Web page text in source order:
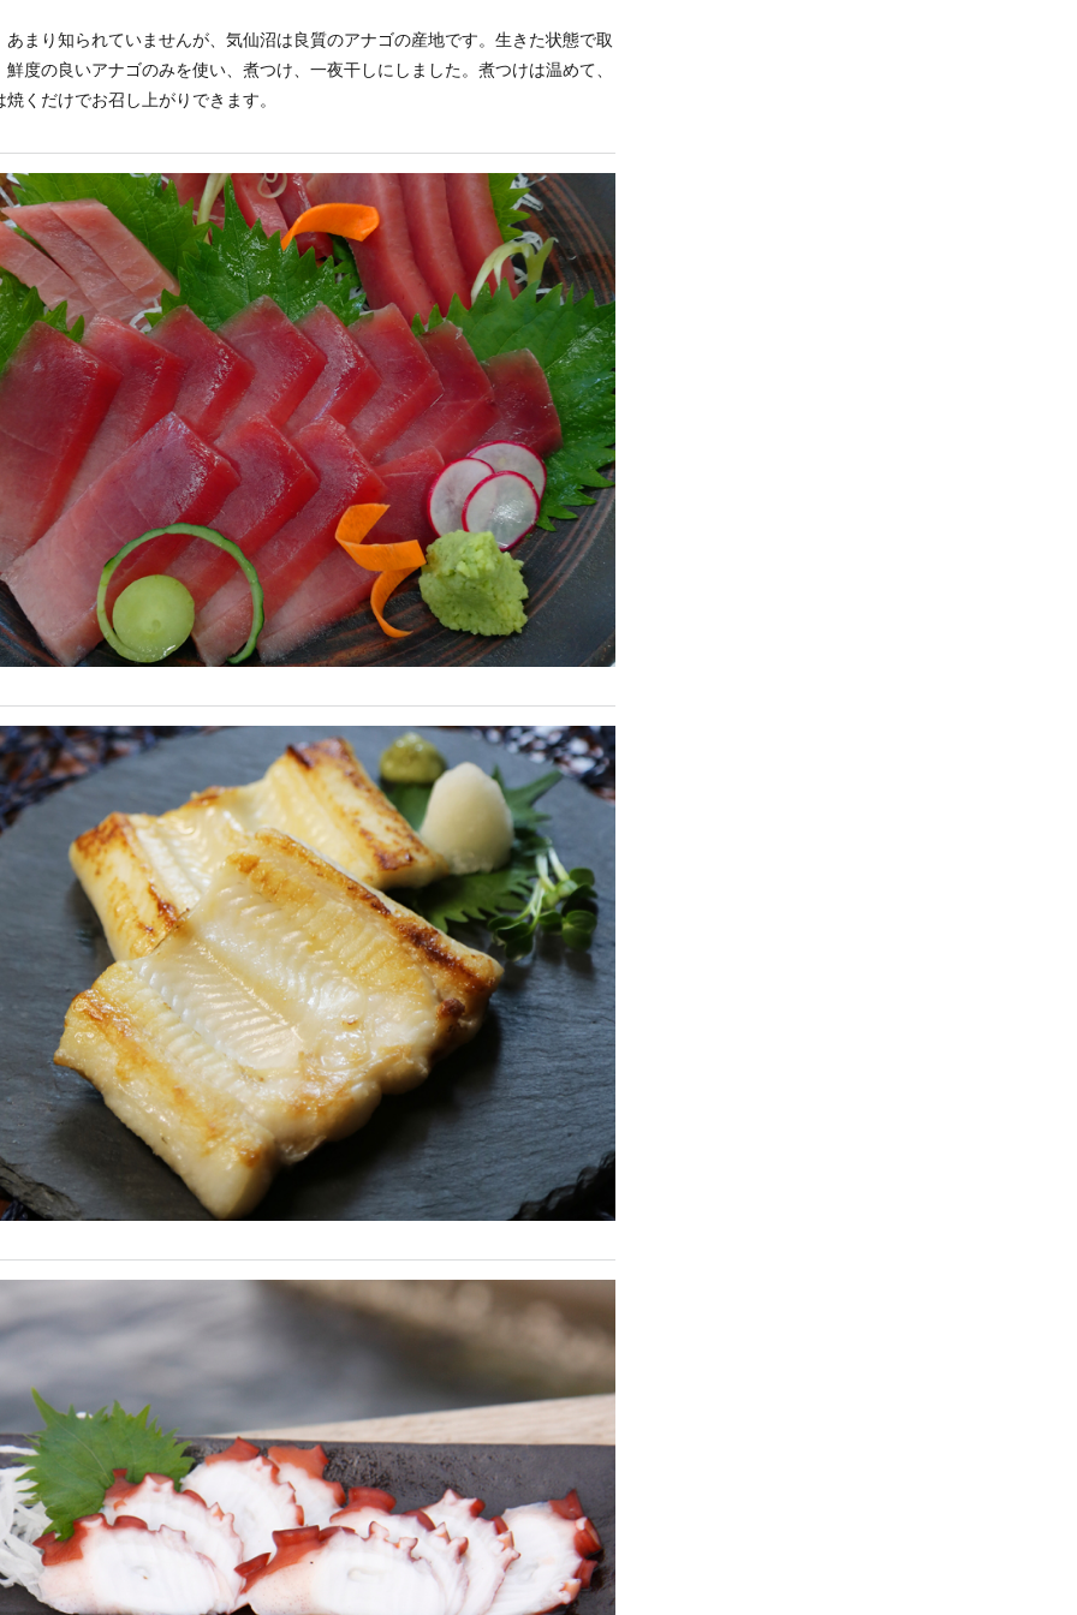
あまり知られていませんが、気仙沼は良質のアナゴの産地です。生きた状態で取
鮮度の良いアナゴのみを使い、煮つけ、一夜干しにしました。煮つけは温めて、
くだけでお召し上がりできます。